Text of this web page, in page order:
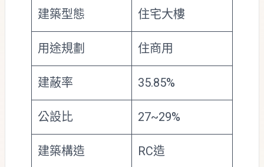
建築型態 住宅大樓
用途規劃 住商用
建蔽率 35.85%
公設比 27~29%
建築構造 RC造